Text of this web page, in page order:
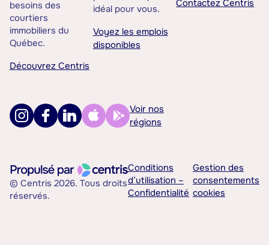
besoins des
courtiers
immobiliers du
Québec.
Découvrez Centris
idéal pour vous.
Voyez les emplois
disponibles
Contactez Centris
Voir nos
régions
© Centris 2026. Tous droits
réservés.
Conditions
d’utilisation –
Confidentialité
Gestion des
consentements
cookies